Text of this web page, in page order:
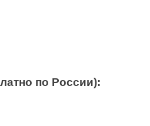
по России):